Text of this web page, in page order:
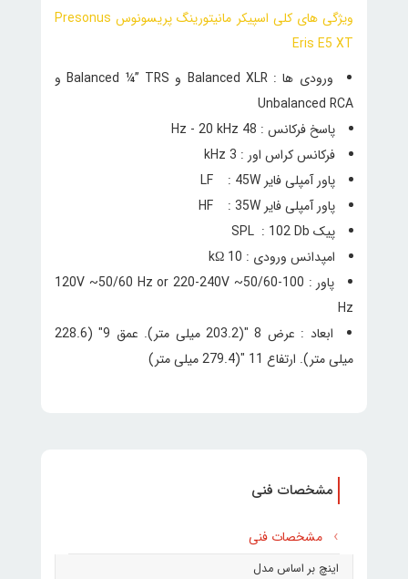
ویژگی های کلی اسپیکر مانیتورینگ پریسونوس Presonus
Eris E5 XT
ورودی ها : Balanced XLR و Balanced ¼” TRS و
Unbalanced RCA
پاسخ فرکانس : 48 Hz - 20 kHz
فرکانس کراس اور : 3 kHz
پاور آمپلی فایر LF : 45W
پاور آمپلی فایر HF : 35W
پیک SPL : 102 Db
امپدانس ورودی : 10 kΩ
پاور : 100-120V ~50/60 Hz or 220-240V ~50/60
Hz
ابعاد : عرض 8 "(203.2 میلی متر). عمق 9" (228.6
میلی متر). ارتفاع 11 "(279.4 میلی متر)
مشخصات فنی
مشخصات فنی
اینچ بر اساس مدل